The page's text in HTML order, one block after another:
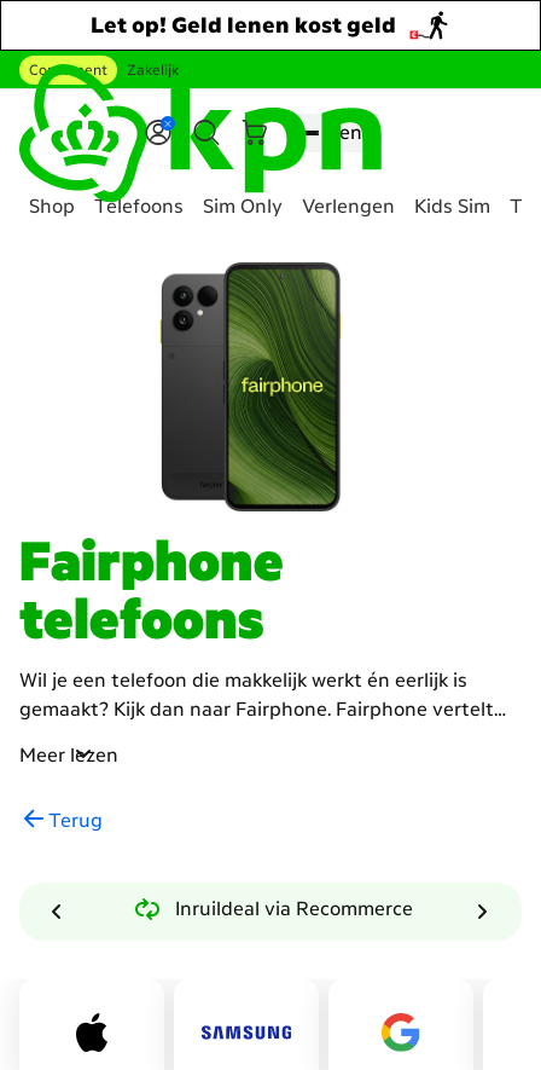
Ga naar hoofdinhoud
Consument Zakelijk
Menu
Shop Telefoons Sim Only Verlengen Kids Sim
Let op! Geld lenen kost geld
Fairphone
telefoons
Wil je een telefoon die makkelijk werkt én eerlijk is
gemaakt? Kijk dan naar Fairphone. Fairphone vertelt
onderdelen maken krijgen extra loon. Volgens
bestaan sommige Fairphones voor meer dan 70% uit
Is je telefoon kapot of valt-ie? Door het slimme ontwerp
duurzamere toekomst. Wil je meer weten over
duurzaamheid bij Fairphone? Kijk dan op hun website.
Meer lezen
Terug
Inruildeal via Recommerce